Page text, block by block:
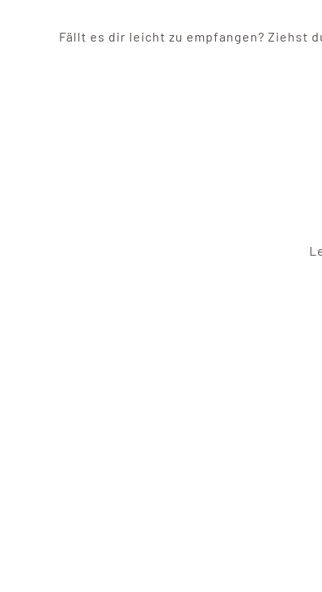
Fällt es dir leicht zu empfangen? Ziehst